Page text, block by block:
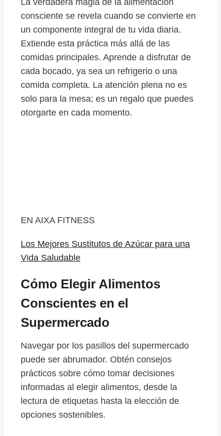
consciente se revela cuando se convierte en
un componente integral de tu vida diaria.
Extiende esta práctica más allá de las
comidas principales. Aprende a disfrutar de
cada bocado, ya sea un refrigerio o una
comida completa. La atención plena no es
solo para la mesa; es un regalo que puedes
otorgarte en cada momento.
EN AIXA FITNESS
Los Mejores Sustitutos de Azúcar para una
Vida Saludable
Cómo Elegir Alimentos
Conscientes en el
Supermercado
Navegar por los pasillos del supermercado
puede ser abrumador. Obtén consejos
prácticos sobre cómo tomar decisiones
informadas al elegir alimentos, desde la
lectura de etiquetas hasta la elección de
opciones sostenibles.